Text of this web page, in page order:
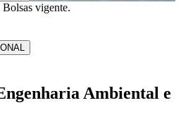
vigente.
Ambiental e